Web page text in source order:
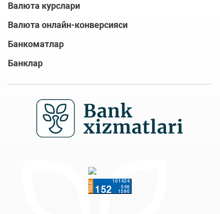
Валюта курслари
Валюта онлайн-конверсияси
Банкоматлар
Банклар